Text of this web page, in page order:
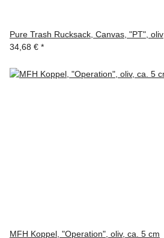
Pure Trash Rucksack, Canvas, "PT", oliv
34,68 € *
MFH Koppel, "Operation", oliv, ca. 5 cm